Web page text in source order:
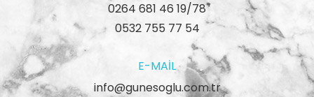
0264 681 46 19/78
0532 755 77 54
E-MAIL
info@gunesoglu.com.tr